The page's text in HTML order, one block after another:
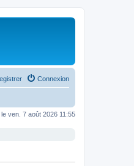
Connexion
ven. 7 août 2026 11:55